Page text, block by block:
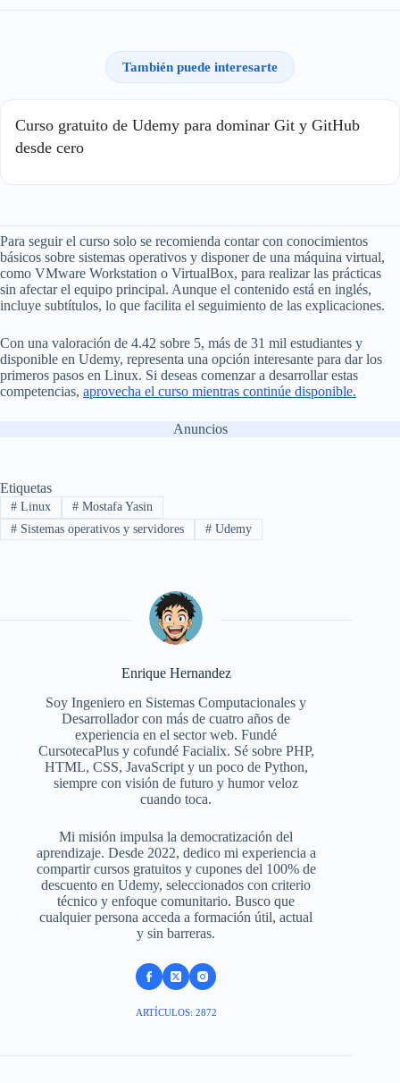
También puede interesarte
Curso gratuito de Udemy para dominar Git y GitHub
desde cero
Para seguir el curso solo se recomienda contar con conocimientos
básicos sobre sistemas operativos y disponer de una máquina virtual,
como VMware Workstation o VirtualBox, para realizar las prácticas
sin afectar el equipo principal. Aunque el contenido está en inglés,
incluye subtítulos, lo que facilita el seguimiento de las explicaciones.
Con una valoración de 4.42 sobre 5, más de 31 mil estudiantes y
disponible en Udemy, representa una opción interesante para dar los
primeros pasos en Linux. Si deseas comenzar a desarrollar estas
competencias, aprovecha el curso mientras continúe disponible.
Anuncios
Etiquetas
#Linux #Mostafa Yasin
#Sistemas operativos y servidores #Udemy
Enrique Hernandez
Soy Ingeniero en Sistemas Computacionales y
Desarrollador con más de cuatro años de
experiencia en el sector web. Fundé
CursotecaPlus y cofundé Facialix. Sé sobre PHP,
HTML, CSS, JavaScript y un poco de Python,
siempre con visión de futuro y humor veloz
cuando toca.
Mi misión impulsa la democratización del
aprendizaje. Desde 2022, dedico mi experiencia a
compartir cursos gratuitos y cupones del 100% de
descuento en Udemy, seleccionados con criterio
técnico y enfoque comunitario. Busco que
cualquier persona acceda a formación útil, actual
y sin barreras.
ARTÍCULOS: 2872